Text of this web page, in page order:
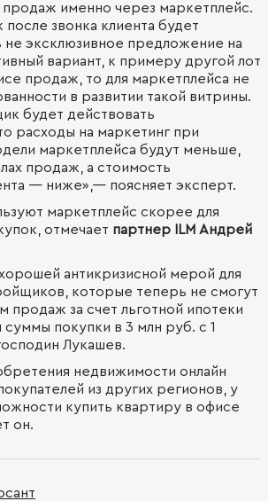
именно через маркетплейс.
после звонка клиента будет
не эксклюзивное предложение на
вариант, к примеру другой лот
продаж, то для маркетплейса не
в развитии такой витрины.
будет действовать
расходы на маркетинг при
маркетплейса будут меньше,
продаж, а стоимость
— ниже»,— поясняет эксперт.
маркетплейс скорее для
отмечает партнер ILM Андрей
антикризисной мерой для
которые теперь не смогут
продаж за счет льготной ипотеки
суммы покупки в 3 млн руб. с 1
Лукашев.
недвижимости онлайн
из других регионов, у
купить квартиру в офисе
он.